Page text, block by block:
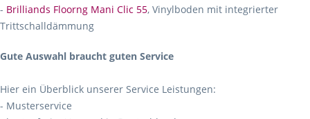
- Brilliands Floorng Mani Clic 55, Vinylboden mit integrierter
Trittschalldämmung
Gute Auswahl braucht guten Service
Hier ein Überblick unserer Service Leistungen:
- Musterservice